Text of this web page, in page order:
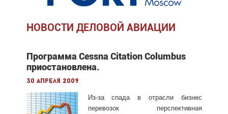
НОВОСТИ ДЕЛОВОЙ АВИАЦИИ
Программа Cessna Citation Columbus
приостановлена.
30 апреля 2009
Из-за спада в отрасли бизнес
перевозок перспективная